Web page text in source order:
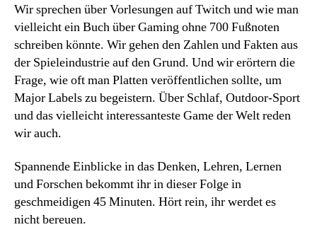
Wir sprechen über Vorlesungen auf Twitch und wie man
vielleicht ein Buch über Gaming ohne 700 Fußnoten
schreiben könnte. Wir gehen den Zahlen und Fakten aus
der Spieleindustrie auf den Grund. Und wir erörtern die
Frage, wie oft man Platten veröffentlichen sollte, um
Major Labels zu begeistern. Über Schlaf, Outdoor-Sport
und das vielleicht interessanteste Game der Welt reden
wir auch.
Spannende Einblicke in das Denken, Lehren, Lernen
und Forschen bekommt ihr in dieser Folge in
geschmeidigen 45 Minuten. Hört rein, ihr werdet es
nicht bereuen.